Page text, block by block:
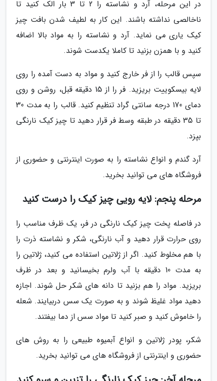
در این مرحله، آرد و نشاسته را 2 تا 3 بار الک کنید تا
ناخالصی نداشته باشند. این کار به لطیف شدن بافت چیز
کیک یاری می نماید. آرد و نشاسته را به مواد بالا اضافه
کنید و با همزن بزنید تا کاملا یکدست شوند.
سپس قالب را از فر خارج کنید و مواد به دست آمده را روی
لایه بیسکوییت بریزید. فر را از 15 دقیقه قبل، روشن و روی
دمای 170 درجه سانتی گراد تنظیم کنید. قالب را به مدت 30
تا 35 دقیقه در طبقه وسط فر قرار دهید تا چیز کیک نارنگی
بپزد.
آرد گندم و انواع نشاسته را به صورت اینترنتی و حضوری از
فروشگاه های می توانید بخرید.
مرحله پنجم: لایه رویی چیز کیک را درست کنید
در فاصله پخت چیز کیک نارنگی در فر، یک ظرف مناسب را
روی حرارت قرار دهید و آب نارنگی، شکر و نشاسته ذرت را
با هم مخلوط کنید. اگر از ژلاتین استفاده می کنید، ژلاتین را
به مدت 10 دقیقه با آب ولرم بخیسانید و بعد در ظرف
بریزید. مواد را هم بزنید تا دانه های شکر حل شوند. اجازه
دهید مواد غلیظ شوند و به صورت یک سس دربیایند. شعله
را خاموش کنید و صبر کنید تا مواد سس از دما بیفتند.
شکر، پودر ژلاتین و انواع آبمیوه طبیعی را به روش های
حضوری و اینترنتی از فروشگاه های می توانید بخرید.